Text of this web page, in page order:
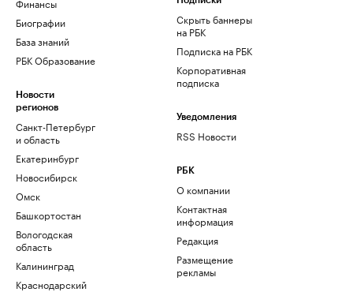
Биографии
База знаний
РБК Образование
Новости
регионов
Санкт-Петербург
и область
Екатеринбург
Новосибирск
Омск
Башкортостан
Вологодская
область
Калининград
Краснодарский
Скрыть баннеры
на РБК
Подписка на РБК
Корпоративная
подписка
Уведомления
RSS Новости
РБК
О компании
Контактная
информация
Редакция
Размещение
рекламы